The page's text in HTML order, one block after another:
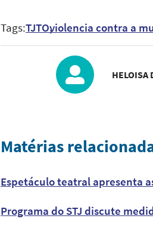
Tags:TJTOviolencia contra a
HELOISA
Matérias
Espetáculo teatral apresenta
Programa do STJ discute